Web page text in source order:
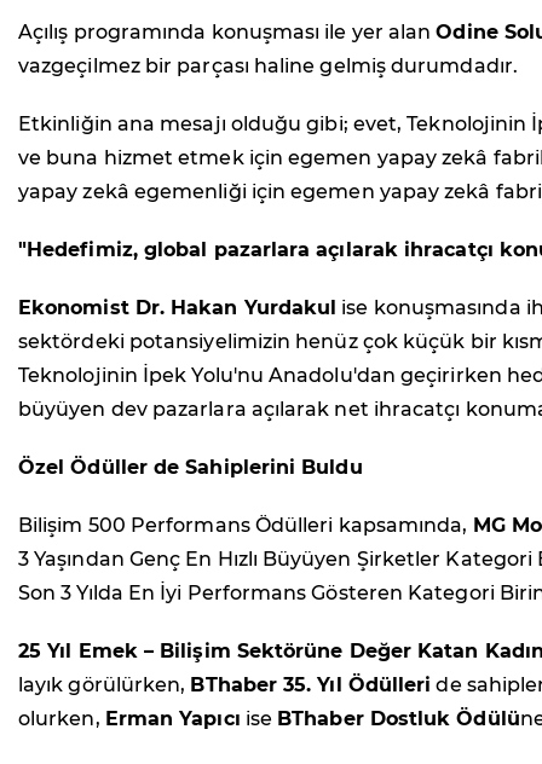
Açılış programında konuşması ile yer alanOdine
vazgeçilmez bir parçası haline gelmiş durumdadır.
Etkinliğin ana mesajı olduğu gibi; evet,
ve buna hizmet etmek için egemen yapay zekâ
yapay zekâ egemenliği için egemen yapay zekâ
"Hedefimiz, global pazarlara açılarak ihracatçı
Ekonomist Dr. Hakan Yurdakul ise konuşmasında
sektördeki potansiyelimizin henüz çok küçük bir
Teknolojinin İpek Yolu'nu Anadolu'dan geçirirken
büyüyen dev pazarlara açılarak net ihracatçı
Özel Ödüller de Sahiplerini Buldu
Bilişim 500 Performans Ödülleri kapsamında, MG
3 Yaşından Genç En Hızlı Büyüyen Şirketler
Son 3 Yılda En İyi Performans Gösteren Kategori
25 Yıl Emek – Bilişim Sektörüne Değer Katan
layık görülürken, BThaber 35. Yıl Ödülleri de
olurken, Erman Yapıcı ise BThaber Dostluk Ödülü